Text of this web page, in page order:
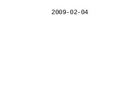
2009-02-04